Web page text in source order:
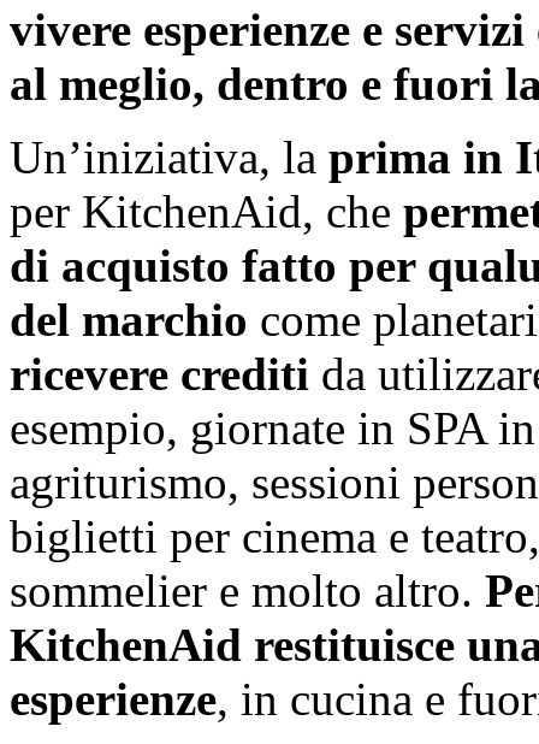
vivere esperienze e
al meglio, dentro e fuori
Un’iniziativa, la prima in
per KitchenAid, che
di acquisto fatto per
del marchio come
ricevere crediti da
esempio, giornate in SPA
agriturismo, sessioni
biglietti per cinema e
sommelier e molto altro.
KitchenAid restituisce
esperienze, in cucina e